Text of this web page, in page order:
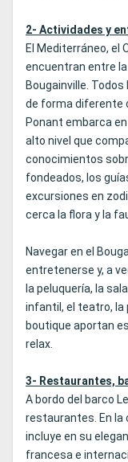
2- Actividades y
El Mediterráneo, el
encuentran entre
Bougainville.
de forma diferente
Ponant embarca
alto nivel que
conocimientos
fondeados, los
excursiones en
cerca la flora y la
Navegar en el
entretenerse y, a
la peluquería, la
infantil, el teatro, la
boutique aportan
relax.
3- Restaurantes,
A bordo del barco
restaurantes. En
incluye en su
francesa e